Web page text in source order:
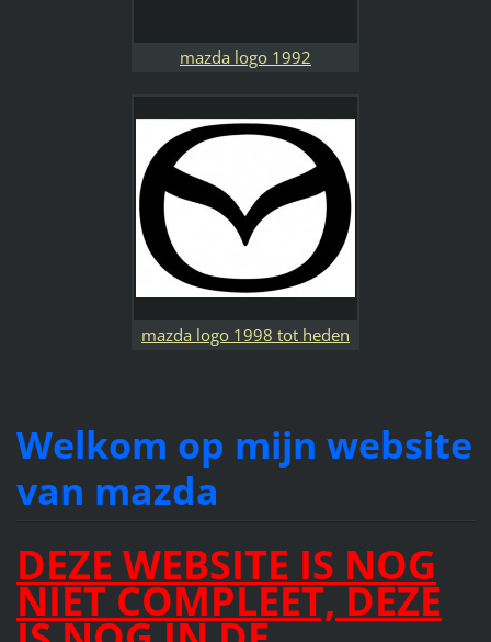
mazda logo 1992
mazda logo 1998 tot heden
Welkom op mijn website
van mazda
DEZE WEBSITE IS NOG
NIET COMPLEET, DEZE